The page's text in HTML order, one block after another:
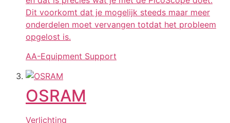
Dit voorkomt dat je mogelijk steeds maar meer
onderdelen moet vervangen totdat het probleem
opgelost is.
AA-Equipment Support
OSRAM
Verlichting